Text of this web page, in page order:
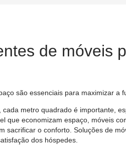
de móveis
são essenciais para maximizar a
metro quadrado é importante,
que economizam espaço, móveis
sacrificar o conforto. Soluções de
dos hóspedes.